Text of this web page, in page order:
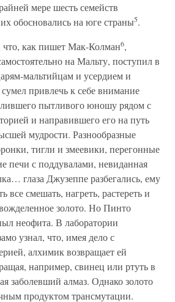
мере шесть семейств
обосновались на юге страны5.
как пишет Мак-Колман6,
на Мальту, поступил в
мальтийцам и усердием и
привлечь к себе внимание
пытливого юношу рядом с
и направившего его на путь
мудрости. Разнообразные
тигли и змеевики, перегонные
печи с поддувалами, невиданная
глаза Джузеппе разбегались, ему
все смешать, нагреть, растереть и
золото. Но Пинто
неофита. В лаборатории
узнал, что, имея дело с
алхимик возвращает ей
например, свинец или ртуть в
заболевший алмаз. Однако золото
продуктом трансмутации.